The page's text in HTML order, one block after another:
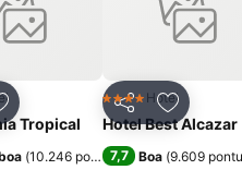
aos favoritos
Tropical
(10.246 pontuações)
Partilhar
4 EstrelasHotel
Hotel Best Alcazar
7,7 Boa (9.609